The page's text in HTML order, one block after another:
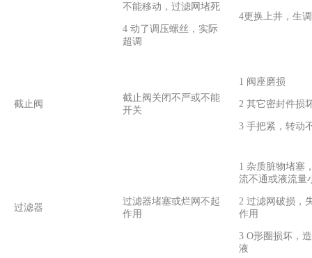
不能移动，过滤网堵死
4 动了调压螺丝，实际
超调
4更换上井，生调
截止阀
截止阀关闭不严或不能
开关
1 阀座磨损
2 其它密封件损
3 手把紧，转动
过滤器
过滤器堵塞或烂网不起
作用
1 杂质脏物堵塞
流不通或液流量
2 过滤网破损，
作用
3 O形圈损坏，
液